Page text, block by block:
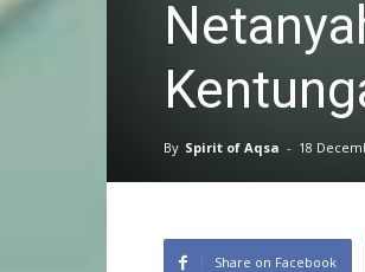
By Spirit of Aqsa - 18
Share on Facebook